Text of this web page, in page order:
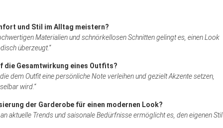
und Stil im Alltag meistern?
Materialien und schnörkellosen Schnitten gelingt es, einen Look
überzeugt.“
die Gesamtwirkung eines Outfits?
dem Outfit eine persönliche Note verleihen und gezielt Akzente setzen,
wird.“
der Garderobe für einen modernen Look?
aktuelle Trends und saisonale Bedürfnisse ermöglicht es, den eigenen Stil